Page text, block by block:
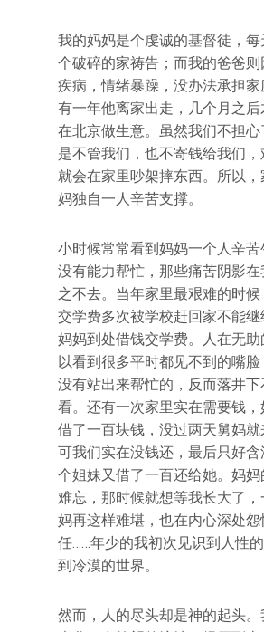
我的妈妈是个虔诚的基督徒，
个破碎的家祷告；而我的爸爸
疾病，情绪暴躁，没办法承担
有一年他离家出走，几个月之
在北京做生意。虽然我们不担
是不管我们，也不寄钱给我们
就会在家里吵架摔东西。所以
妈独自一人辛苦支撑。
小时候常常看到妈妈一个人辛
没有能力帮忙，那些痛苦阴影
之不去。当年家里最艰难的时
交学费多次被学校赶回家不能
妈妈到处借钱交学费。人在无
以看到很多平时都见不到的嘴
没有站出来帮忙的，反而落井
看。还有一次家里实在需要钱
借了一百块钱，没过两天舅妈就
可我们实在没钱还，最后只好
个姐妹又借了一百还给她。妈
难忘，那时候就想等我长大了
妈再这样难堪，也在内心深处
任……年少的我初次见识到人性
到冷漠的世界。
然而，人的尽头却是神的起头